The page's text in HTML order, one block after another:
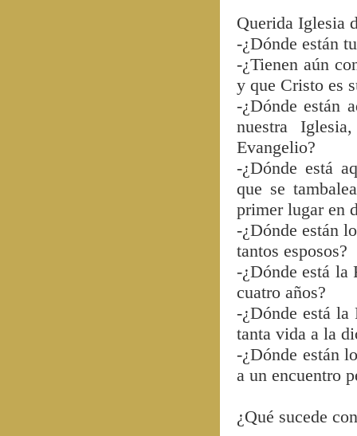
Querida Iglesia
-¿Dónde están
-¿Tienen aún
y que Cristo es
-¿Dónde están
nuestra
Evangelio?
-¿Dónde está
que se
primer lugar en
-¿Dónde están
tantos esposos?
-¿Dónde está
cuatro años?
-¿Dónde está
tanta vida a la
-¿Dónde están
a un encuentro
¿Qué sucede